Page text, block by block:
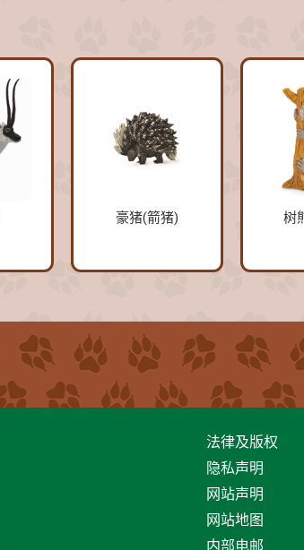
豪猪(箭猪) 树
法律及版权
隐私声明
网站声明
网站地图
内部电邮